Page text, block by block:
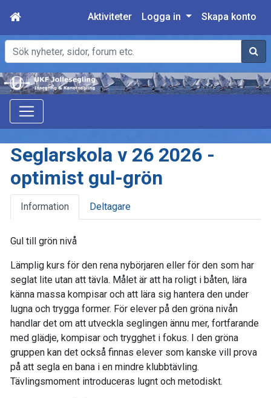
Aktiviteter Logga in Skapa konto
Sök
Seglarskola v 26 2026 -
optimist gul-grön
Information Deltagare
Gul till grön nivå
Lämplig kurs för den rena nybörjaren eller för den som har
seglat lite utan att tävla. Målet är att ha roligt i båten, lära
känna massa kompisar och att lära sig hantera den under
lugna och trygga former. För elever på den gröna nivån
handlar det om att utveckla seglingen ännu mer, fortfarande
med glädje, kompisar och trygghet i fokus. I den gröna
gruppen kan det också finnas elever som kanske vill prova
på att segla en bana i en mindre klubbtävling.
Tävlingsmoment introduceras lugnt och metodiskt.